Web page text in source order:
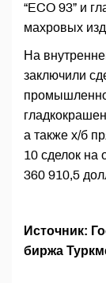
“ECO 93” и
махровых
На
заключили
а также х/б
10 сделок на
360 910,5
Источник:
биржа